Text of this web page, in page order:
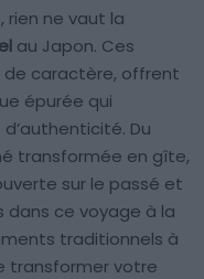
rien ne vaut la
au Japon. Ces
de caractère, offrent
épurée qui
Du
transformée en gîte,
sur le passé et
dans ce voyage à la
traditionnels à
transformer votre